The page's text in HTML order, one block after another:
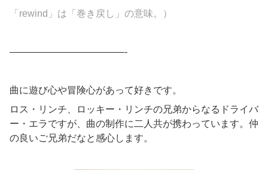
「 rewind」は「巻き戻し」の意味。）
————————————-
曲に遊び心や冒険心があって好きです。
ロス・リンチ、ロッキー・リンチの兄弟からなるドライバ
ー・エラですが、曲の制作に二人共が携わっています。仲
の良いご兄弟だなと感心します。